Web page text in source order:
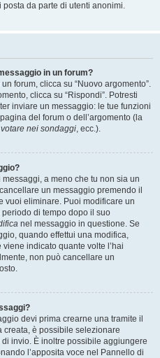
da parte di utenti anonimi.
in un forum?
forum, clicca su “Nuovo argomento”.
clicca su “Rispondi”. Potresti
inviare un messaggio: le tue funzioni
del forum o dell’argomento (la
nei sondaggi, ecc.).
a meno che tu non sia un
un messaggio premendo il
vuoi eliminare. Puoi modificare un
di tempo dopo il suo
nel messaggio in questione. Se
quando effettui una modifica,
indicato quante volte l’hai
non può cancellare un
devi prima crearne una tramite il
creata, è possibile selezionare
invio. È inoltre possibile aggiungere
l’apposita voce nel Pannello di